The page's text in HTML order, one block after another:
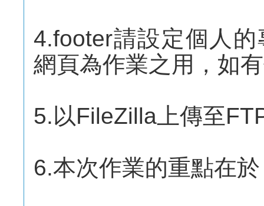
4.footer請設定個人
網頁為作業之用，如
5.以FileZilla上傳至
6.本次作業的重點在